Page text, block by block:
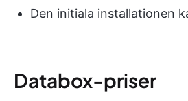
Den initiala installationen
Databox-priser